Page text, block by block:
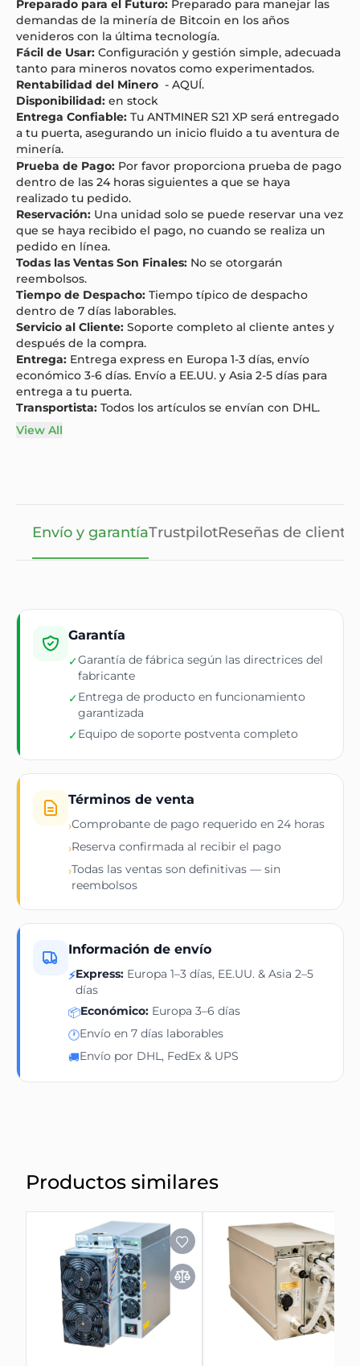
Preparado para el Futuro: Preparado para manejar las
demandas de la minería de Bitcoin en los años
venideros con la última tecnología.
Fácil de Usar: Configuración y gestión simple, adecuada
tanto para mineros novatos como experimentados.
Rentabilidad del Minero - AQUÍ.
Disponibilidad: en stock
Entrega Confiable: Tu ANTMINER S21 XP será entregado
a tu puerta, asegurando un inicio fluido a tu aventura de
minería.
Prueba de Pago: Por favor proporciona prueba de pago
dentro de las 24 horas siguientes a que se haya
realizado tu pedido.
Reservación: Una unidad solo se puede reservar una vez
que se haya recibido el pago, no cuando se realiza un
pedido en línea.
Todas las Ventas Son Finales: No se otorgarán
reembolsos.
Tiempo de Despacho: Tiempo típico de despacho
dentro de 7 días laborables.
Servicio al Cliente: Soporte completo al cliente antes y
después de la compra.
Entrega: Entrega express en Europa 1-3 días, envío
económico 3-6 días. Envío a EE.UU. y Asia 2-5 días para
entrega a tu puerta.
Transportista: Todos los artículos se envían con DHL.
View All
Envío y garantíaTrustpilotReseñas de
Garantía
✓Garantía de fábrica según las directrices del
fabricante
✓Entrega de producto en funcionamiento
garantizada
✓Equipo de soporte postventa completo
Términos de venta
›Comprobante de pago requerido en 24 horas
›Reserva confirmada al recibir el pago
›Todas las ventas son definitivas — sin
reembolsos
Información de envío
⚡Express: Europa 1–3 días, EE.UU. & Asia 2–5
días
📦Económico: Europa 3–6 días
🕐Envío en 7 días laborables
🚚Envío por DHL, FedEx & UPS
Productos similares